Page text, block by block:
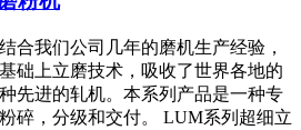
合我们公司几年的磨机生产经验，
础上立磨技术，吸收了世界各地的
先进的轧机。本系列产品是一种专
碎，分级和交付。 LUM系列超细立